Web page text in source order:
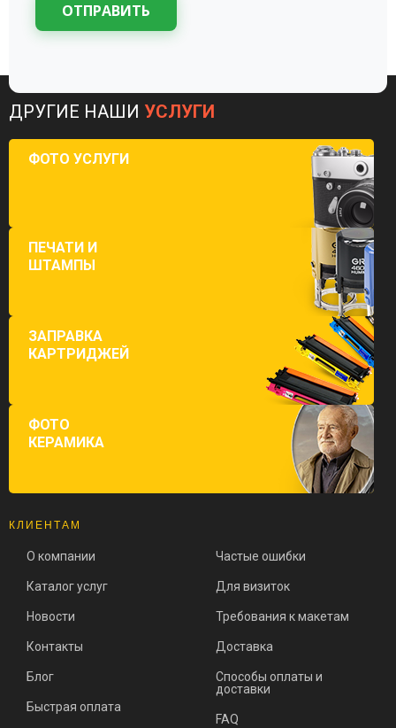
ОТПРАВИТЬ
ДРУГИЕ НАШИ УСЛУГИ
ФОТО УСЛУГИ
ПЕЧАТИ И
ШТАМПЫ
ЗАПРАВКА
КАРТРИДЖЕЙ
ФОТО
КЕРАМИКА
КЛИЕНТАМ
О компании
Каталог услуг
Новости
Контакты
Блог
Быстрая оплата
Частые ошибки
Для визиток
Требования к макетам
Доставка
Способы оплаты и
доставки
FAQ